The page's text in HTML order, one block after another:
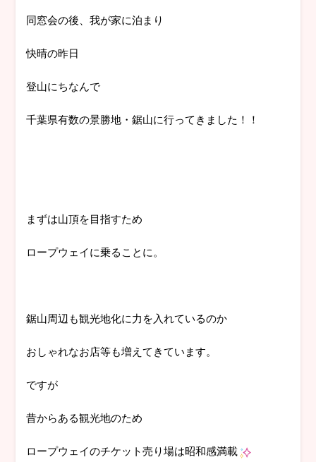
同窓会の後、我が家に泊まり
快晴の昨日
登山にちなんで
千葉県有数の景勝地・鋸山に行ってきました！！
まずは山頂を目指すため
ロープウェイに乗ることに。
鋸山周辺も観光地化に力を入れているのか
おしゃれなお店等も増えてきています。
ですが
昔からある観光地のため
ロープウェイのチケット売り場は昭和感満載